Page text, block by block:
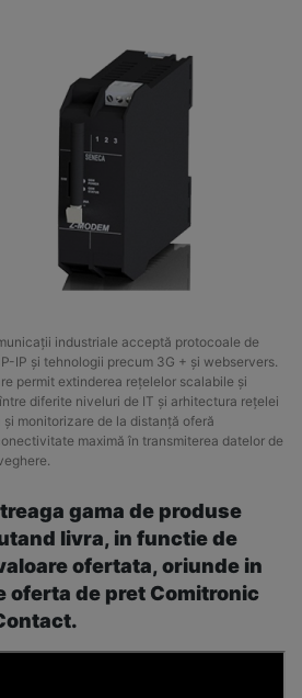
industriale acceptă protocoale de
IP și tehnologii precum 3G + și webservers.
permit extinderea rețelelor scalabile și
diferite niveluri de IT și arhitectura rețelei
monitorizare de la distanță oferă
maximă în transmiterea datelor de
gama de produse
livra, in functie de
ofertata, oriunde in
oferta de pret Comitronic